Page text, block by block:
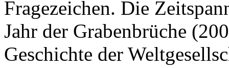
Fragezeichen. Die
Jahr der Grabenbrüche
Geschichte der